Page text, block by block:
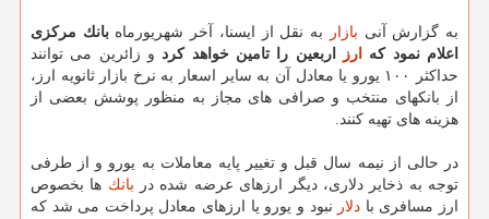
به گزارش آنی بازار به نقل از ایسنا، آخر شهریورماهبانك مركزی
اعلام نمود كه
ارز اربعین را تامین خواهد كردو زائرین می توانند
حداكثر ۱۰۰ یورو یا معادل آن به سایر اسعار به نرخ بازار ثانویه ارز،
از بانكهای منتخب و صرافی های مجاز به منظور پوشش بعضی از
هزینه های تهیه كنند.
در حالی از نیمه سال قبل و تغییر پایه معاملات به یورو و از طرفی
توجه به ذخایر دلاری، دیگر ارزهای عرضه شده در بانك ها بخصوص
ارز مسافری با دلار نبود و یورو یا ارزهای معادل پرداخت می شد كه